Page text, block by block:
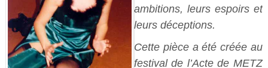
ambitions, leurs espoirs et
leurs déceptions.
Cette pièce a été créée au
festival de l’Acte de METZ